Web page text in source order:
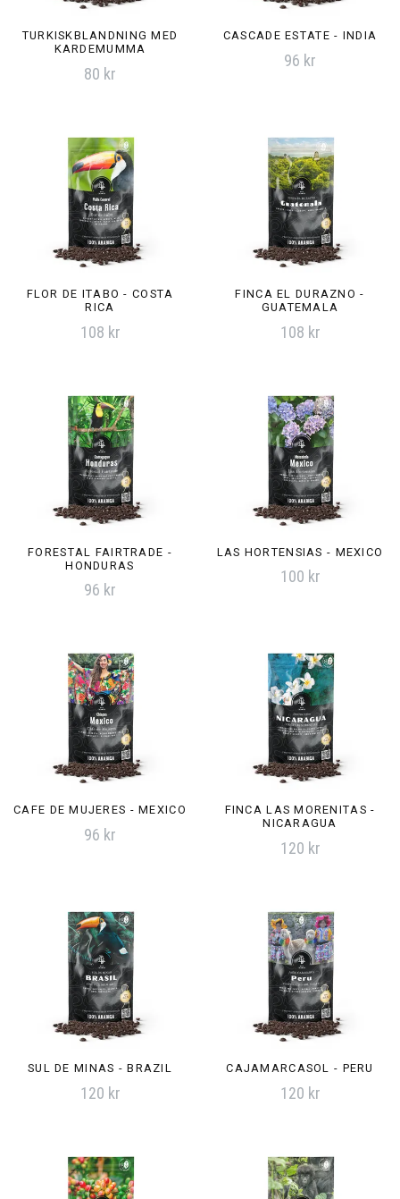
TURKISKBLANDNING MED
KARDEMUMMA
80 kr
CASCADE ESTATE - INDIA
96 kr
FLOR DE ITABO - COSTA
RICA
108 kr
FINCA EL DURAZNO -
GUATEMALA
108 kr
FORESTAL FAIRTRADE -
HONDURAS
96 kr
LAS HORTENSIAS - MEXICO
100 kr
CAFE DE MUJERES - MEXICO
96 kr
FINCA LAS MORENITAS -
NICARAGUA
120 kr
SUL DE MINAS - BRAZIL
120 kr
CAJAMARCASOL - PERU
120 kr